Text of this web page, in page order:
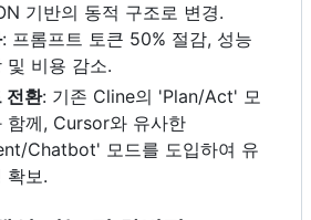
기반의 동적 구조로 변경.
: 프롬프트 토큰 50% 절감, 성능
및 비용 감소.
전환: 기존 Cline의 'Plan/Act' 모
함께, Cursor와 유사한
Chatbot' 모드를 도입하여 유
확보.